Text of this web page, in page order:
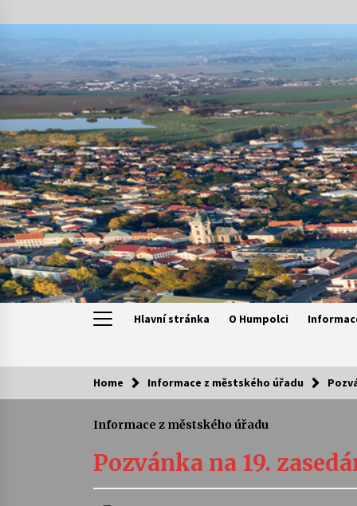
to
Hlavní stránka O Humpolci
Kam za kulturou?
Camerata a Sukuba Ensemble
4. 8. 2026
Home Informace z městského úřadu
Informace z městského úřadu
Pozvánka na 19.